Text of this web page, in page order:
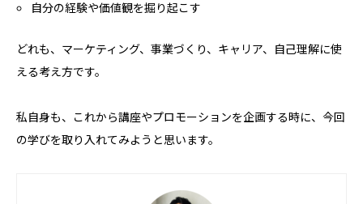
自分の経験や価値観を掘り起こす
どれも、マーケティング、事業づくり、キャリア、自己理解に使
える考え方です。
私自身も、これから講座やプロモーションを企画する時に、今回
の学びを取り入れてみようと思います。